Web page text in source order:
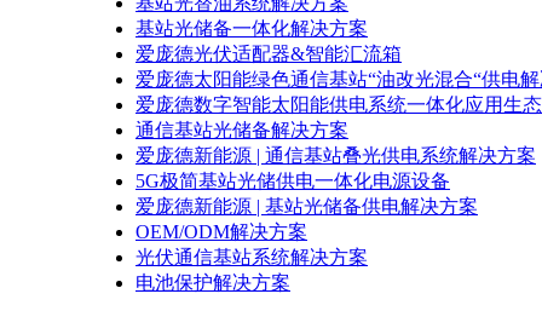
基站光储备一体化解决方案
爱庞德光伏适配器&智能汇流箱
爱庞德太阳能绿色通信基站“油改光混合“供电
爱庞德数字智能太阳能供电系统一体化应用生态
通信基站光储备解决方案
爱庞德新能源 | 通信基站叠光供电系统解决方案
5G极简基站光储供电一体化电源设备
爱庞德新能源 | 基站光储备供电解决方案
OEM/ODM解决方案
光伏通信基站系统解决方案
电池保护解决方案